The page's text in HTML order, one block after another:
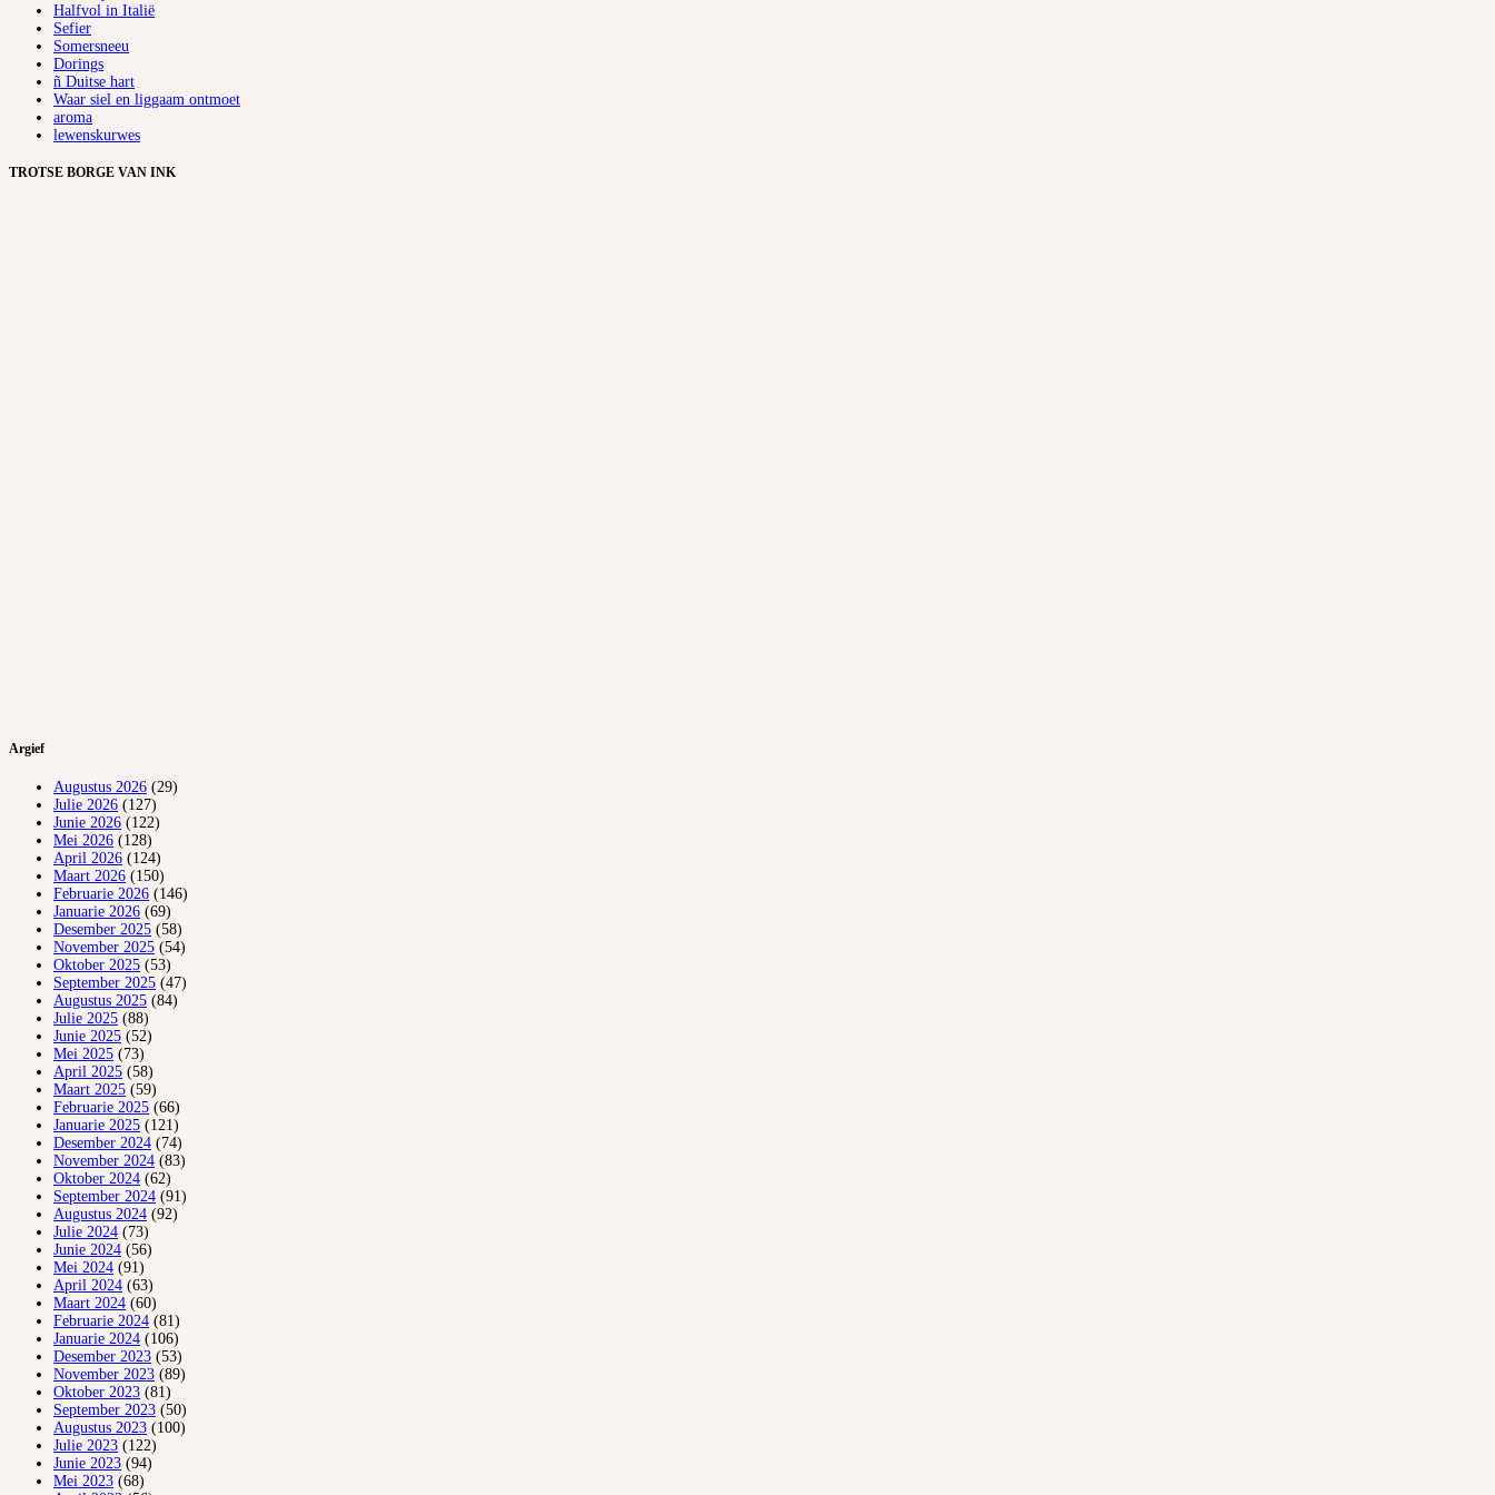
Halfvol in Italië
Sefier
Somersneeu
Dorings
ñ Duitse hart
Waar siel en liggaam ontmoet
aroma
lewenskurwes
TROTSE BORGE VAN INK
Argief
Augustus 2026 (29)
Julie 2026 (127)
Junie 2026 (122)
Mei 2026 (128)
April 2026 (124)
Maart 2026 (150)
Februarie 2026 (146)
Januarie 2026 (69)
Desember 2025 (58)
November 2025 (54)
Oktober 2025 (53)
September 2025 (47)
Augustus 2025 (84)
Julie 2025 (88)
Junie 2025 (52)
Mei 2025 (73)
April 2025 (58)
Maart 2025 (59)
Februarie 2025 (66)
Januarie 2025 (121)
Desember 2024 (74)
November 2024 (83)
Oktober 2024 (62)
September 2024 (91)
Augustus 2024 (92)
Julie 2024 (73)
Junie 2024 (56)
Mei 2024 (91)
April 2024 (63)
Maart 2024 (60)
Februarie 2024 (81)
Januarie 2024 (106)
Desember 2023 (53)
November 2023 (89)
Oktober 2023 (81)
September 2023 (50)
Augustus 2023 (100)
Julie 2023 (122)
Junie 2023 (94)
Mei 2023 (68)